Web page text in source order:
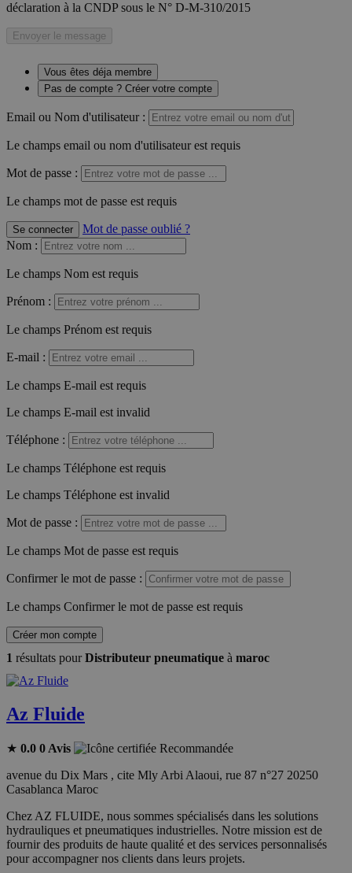
déclaration à la CNDP sous le N° D-M-310/2015
Envoyer le message
Vous êtes déja membre
Pas de compte ? Créer votre compte
Email ou Nom d'utilisateur :
Le champs email ou nom d'utilisateur est requis
Mot de passe :
Le champs mot de passe est requis
Se connecter
Mot de passe oublié ?
Nom :
Le champs Nom est requis
Prénom :
Le champs Prénom est requis
E-mail :
Le champs E-mail est requis
Le champs E-mail est invalid
Téléphone :
Le champs Téléphone est requis
Le champs Téléphone est invalid
Mot de passe :
Le champs Mot de passe est requis
Confirmer le mot de passe :
Le champs Confirmer le mot de passe est requis
Créer mon compte
1 résultats pourDistributeur pneumatique à maroc
Az Fluide
★ 0.0 0 Avis
Recommandée
avenue du Dix Mars , cite Mly Arbi Alaoui, rue 87 n°27 20250
Casablanca Maroc
Chez AZ FLUIDE, nous sommes spécialisés dans les solutions
hydrauliques et pneumatiques industrielles. Notre mission est de
fournir des produits de haute qualité et des services personnalisés
pour accompagner nos clients dans leurs projets.